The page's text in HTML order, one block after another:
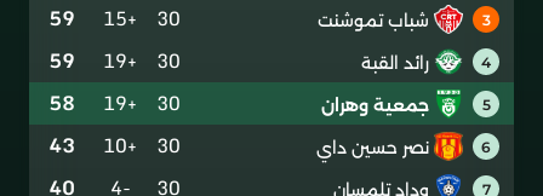
3 شباب تموشنت 30
+15
59
4 رائد القبة 30
+19
59
5 جمعية وهران 30
+19
58
6 نصر حسين داي 30
+10
43
7 وداد تلمسان 30
-4
40